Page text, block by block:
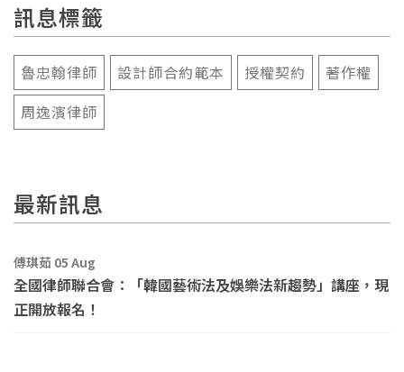
訊息標籤
魯忠翰律師 設計師合約範本 授權契約
著作權
周逸濱律師
最新訊息
傅琪茹 05 Aug
全國律師聯合會：「韓國藝術法及娛樂法新趨勢」講座，現
正開放報名！